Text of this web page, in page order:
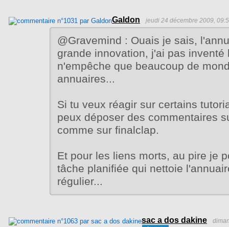
Galdon jeudi 24 décembre 2009,
@Gravemind : Ouais je sais,
grande innovation, j'ai pas inventé
n'empêche que beaucoup de
annuaires...
Si tu veux réagir sur certains
peux déposer des commentaires
comme sur finalclap.
Et pour les liens morts, au pire je
tâche planifiée qui nettoie
régulier...
sac a dos dakine